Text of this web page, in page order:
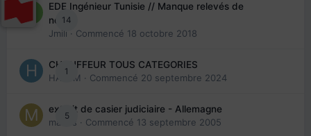
14
EDE Ingénieur Tunisie // Manque relevés de
note
Jmili · Commencé 18 octobre 2018
1
CHAUFFEUR TOUS CATEGORIES
HAZEM · Commencé 20 septembre 2024
5
extrait de casier judiciaire - Allemagne
maries · Commencé 13 septembre 2005